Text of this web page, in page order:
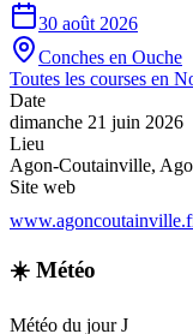
30 août 2026
Conches en Ouche
Toutes les courses en
Date
dimanche 21 juin 2026
Lieu
Agon-Coutainville,
Site web
☀️ Météo
Météo du jour J